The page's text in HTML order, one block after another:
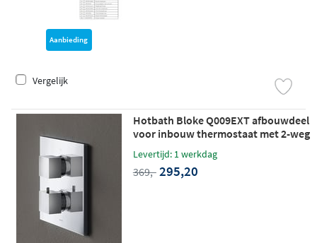
Aanbieding
Vergelijk
Hotbath Bloke Q009EXT afbouwdeel
voor inbouw thermostaat met 2-weg
Levertijd: 1 werkdag
369,- 295,20